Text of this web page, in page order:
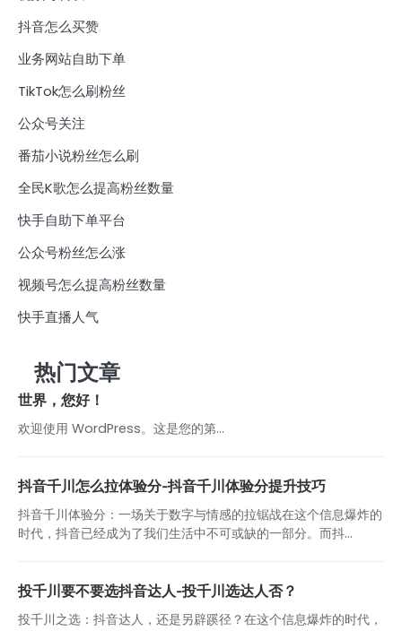
抖音怎么买赞
业务网站自助下单
TikTok怎么刷粉丝
公众号关注
番茄小说粉丝怎么刷
全民K歌怎么提高粉丝数量
快手自助下单平台
公众号粉丝怎么涨
视频号怎么提高粉丝数量
快手直播人气
热门文章
世界，您好！
欢迎使用 WordPress。这是您的第…
抖音千川怎么拉体验分-抖音千川体验分提升技巧
抖音千川体验分：一场关于数字与情感的拉锯战在这个信息爆炸的
时代，抖音已经成为了我们生活中不可或缺的一部分。而抖...
投千川要不要选抖音达人-投千川选达人否？
投千川之选：抖音达人，还是另辟蹊径？在这个信息爆炸的时代，